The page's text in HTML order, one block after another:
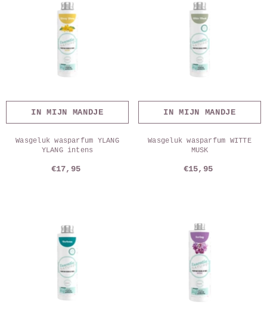
IN MIJN MANDJE
Wasgeluk wasparfum YLANG
YLANG intens
€17,95
IN MIJN MANDJE
Wasgeluk wasparfum WITTE
MUSK
€15,95